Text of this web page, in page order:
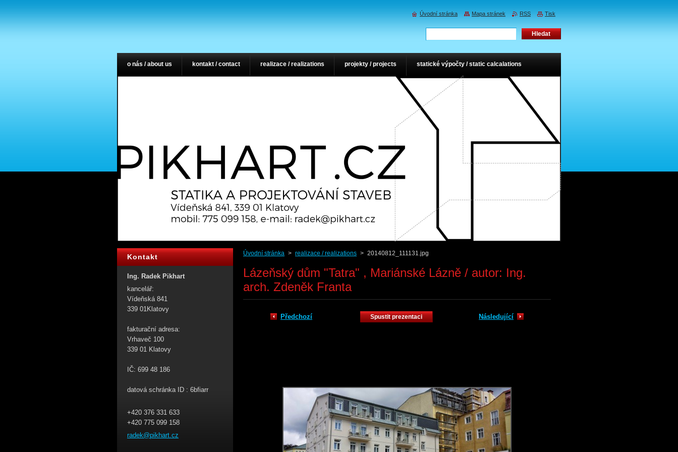
Úvodní stránka > realizace / realizations > 20140812_111131.jpg
Lázeňský dům "Tatra" , Mariánské Lázně / autor: Ing.
arch. Zdeněk Franta
Předchozí Spustit prezentaci Následující
Kontakt
Ing. Radek Pikhart
kancelář:
Vídeňská 841
339 01Klatovy
fakturační adresa:
Vrhaveč 100
339 01 Klatovy
IČ: 699 48 186
datová schránka ID : 6bfiarr
+420 376 331 633
+420 775 099 158
radek@pi khart.cz
o nás / about us kontakt / contact realizace / realizations projekty / projects statické výpočty / static calcalations
Úvodní stránka Mapa stránek RSS Tisk